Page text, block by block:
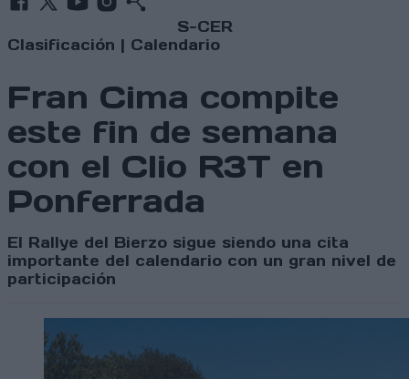
S-CER
Clasificación | Calendario
Fran Cima compite
este fin de semana
con el Clio R3T en
Ponferrada
El Rallye del Bierzo sigue siendo una cita
importante del calendario con un gran nivel de
participación